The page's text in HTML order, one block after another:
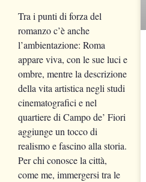
Tra i punti di forza del
romanzo c’è anche
l’ambientazione: Roma
appare viva, con le sue luci e
ombre, mentre la descrizione
della vita artistica negli studi
cinematografici e nel
quartiere di Campo de’ Fiori
aggiunge un tocco di
realismo e fascino alla storia.
Per chi conosce la città,
come me, immergersi tra le